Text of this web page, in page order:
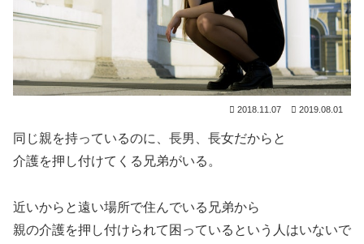
2018.11.07 2019.08.01
同じ親を持っているのに、長男、長女だからと
介護を押し付けてくる兄弟がいる。
近いからと遠い場所で住んでいる兄弟から
親の介護を押し付けられて困っているという人はいないで